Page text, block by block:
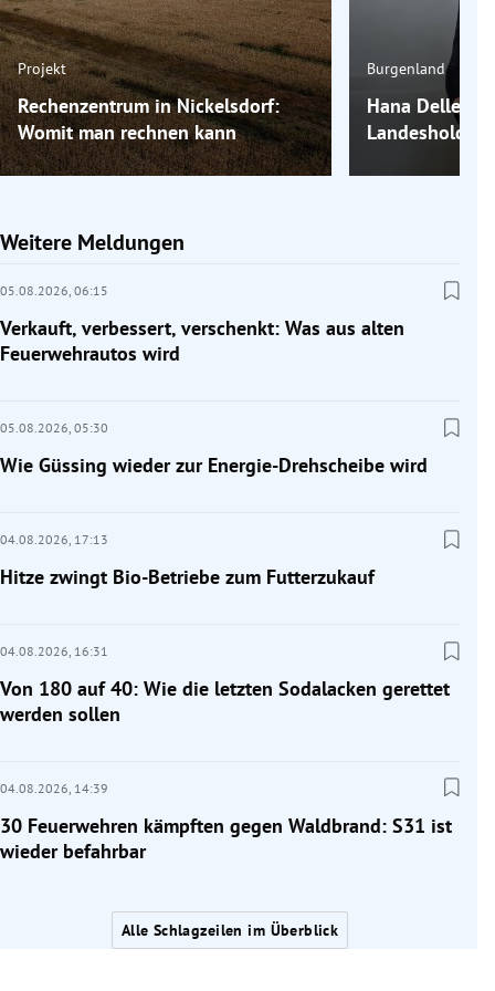
Projekt
Rechenzentrum in Nickelsdorf:
Womit man rechnen kann
Burgenland
Hana
Weitere Meldungen
05.08.2026, 06:15
Verkauft, verbessert, verschenkt: Was aus alten
Feuerwehrautos wird
05.08.2026, 05:30
Wie Güssing wieder zur Energie-Drehscheibe wird
04.08.2026, 17:13
Hitze zwingt Bio-Betriebe zum Futterzukauf
04.08.2026, 16:31
Von 180 auf 40: Wie die letzten Sodalacken gerettet
werden sollen
04.08.2026, 14:39
30 Feuerwehren kämpften gegen Waldbrand: S31 ist
wieder befahrbar
Alle Schlagzeilen im Überblick